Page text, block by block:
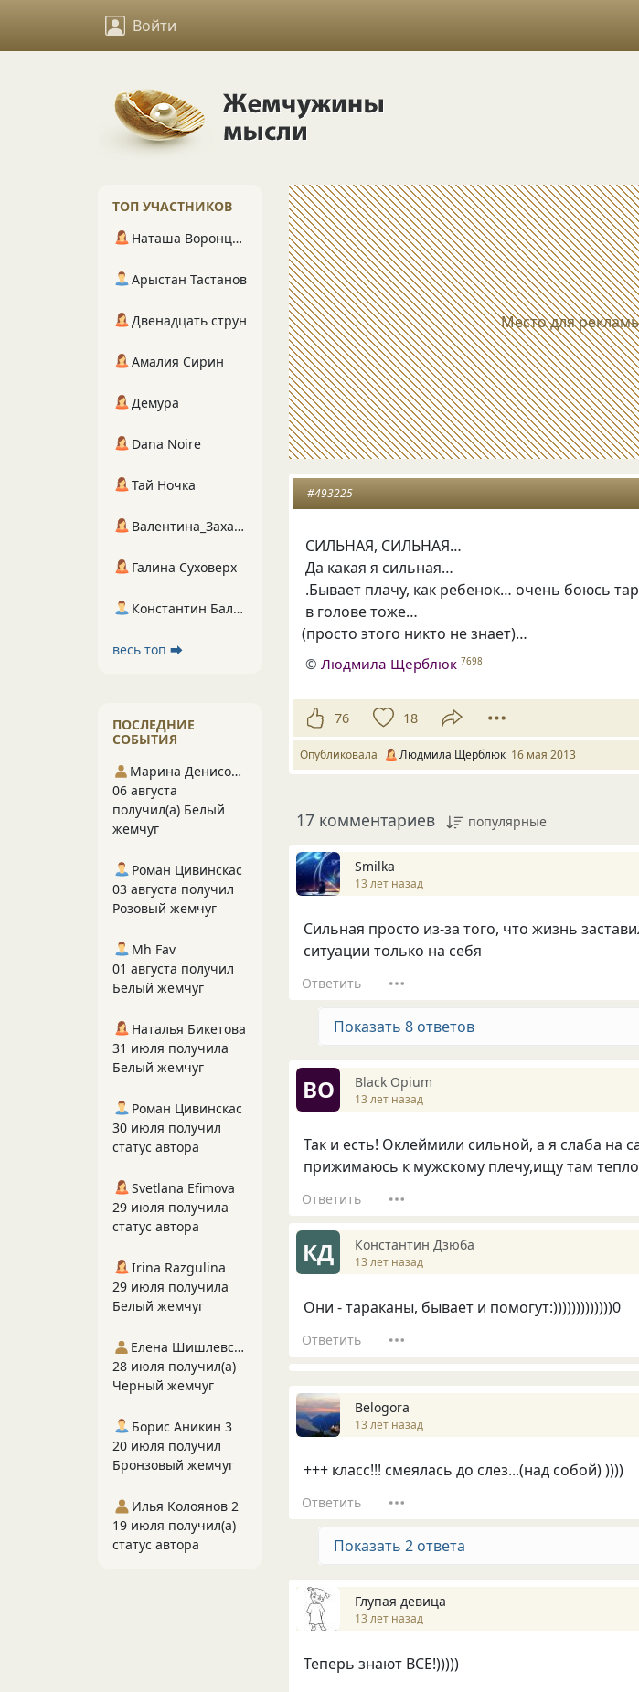
Войти
Место для
#493225
СИЛЬНАЯ, СИЛЬНАЯ…
Да какая я сильная…
.Бывает плачу, как ребенок… очень боюсь
в голове тоже…
(просто этого никто не знает)…
©Людмила Щерблюк 7698
76 18
Опубликовала Людмила Щерблюк 16 мая 2013
17 комментариев популярные
Smilka
13 лет назад
Сильная просто из-за того, что жизнь
ситуации только на себя
Ответить
Показать 8 ответов
ВО Вlack Оpium
13 лет назад
Так и есть! Оклеймили сильной, а я слаба на
прижимаюсь к мужскому плечу,ищу там
Ответить
КД Константин Дзюба
13 лет назад
Они - тараканы, бывает и помогут:)))))))))))))0
Ответить
Belogora
13 лет назад
+++ класс!!! смеялась до слез...(над собой) ))))
Ответить
Показать 2 ответа
Глупая девица
13 лет назад
Теперь знают ВСЕ!)))))
ТОП УЧАСТНИКОВ
Наташа Воронцова
Арыстан Тастанов
Двенадцать струн
Амалия Сирин
Демура
Dana Noire
Тай Ночка
Валентина_Захарова
Галина Суховерх
Константин Балухта
весь топ ⮕
ПОСЛЕДНИЕ
СОБЫТИЯ
Марина Денисова 5
06 августа
получил(а) Белый
жемчуг
Роман Цивинскас
03 августа получил
Розовый жемчуг
Mh Fav
01 августа получил
Белый жемчуг
Наталья Бикетова
31 июля получила
Белый жемчуг
Роман Цивинскас
30 июля получил
статус автора
Svetlana Efimova
29 июля получила
статус автора
Irina Razgulina
29 июля получила
Белый жемчуг
Елена Шишлевская
28 июля получил(а)
Черный жемчуг
Борис Аникин 3
20 июля получил
Бронзовый жемчуг
Илья Колоянов 2
19 июля получил(а)
статус автора